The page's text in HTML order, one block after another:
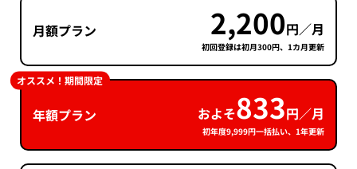
月額プラン 2,200円／月
初回登録は初月300円、1カ月更新
年額プラン およそ833円／月
初年度9,999円一括払い、1年更新
オススメ！期間限定